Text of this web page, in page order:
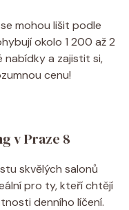
⁤mohou lišit ‌podle
okolo 1 200 až 2
​a zajistit si,
⁢cenu!
v Praze 8
skvělých salonů
pro ty, kteří chtějí
denního líčení.